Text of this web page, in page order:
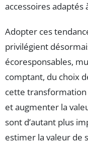
accessoires adaptés
Adopter ces
privilégient
écoresponsables,
comptant, du choix
cette
et augmenter la
sont d’autant plus
estimer la valeur de